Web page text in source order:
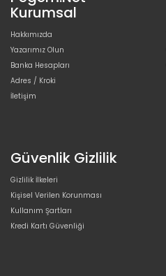
Kurumsal
Hakkımızda
Yazarımız Olun
Banka Hesapları
Adres / Kroki
İletişim
Güvenlik Gizlilik
Gizlilik İlkeleri
Kişisel Verilen Korunması
Kullanım Şartları
Kredi Kartı Güvenliği